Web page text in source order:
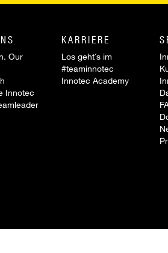
Our
Innotec
KARRIERE
Los geht´s im
#teaminnotec
Innotec Academy